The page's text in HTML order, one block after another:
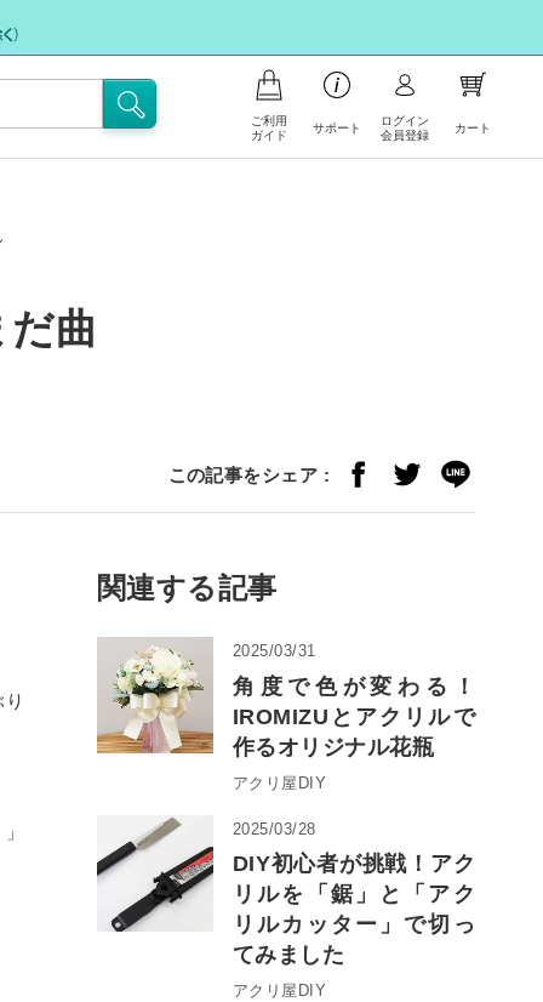
ご利用
ガイド
配送・送料について
サポート
FAX注文に関するご案内
品ご請求のお申込み
ログイン
会員登録
カート
曲
この記事をシェア :
関連する記事
2025/03/31
角度で色が変わる！
IROMIZUとアクリルで
作るオリジナル花瓶
アクリ屋DIY
2025/03/28
DIY初心者が挑戦！アク
リルを「鋸」と「アク
リルカッター」で切っ
てみました
アクリ屋DIY